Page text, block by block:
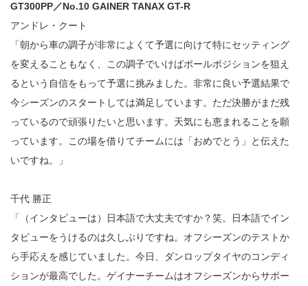
GT300PP／No.10 GAINER TANAX GT-R
アンドレ・クート
「朝から車の調子が非常によくて予選に向けて特にセッティング
を変えることもなく、この調子でいけばポールポジションを狙え
るという自信をもって予選に挑みました。非常に良い予選結果で
今シーズンのスタートしては満足しています。ただ決勝がまだ残
っているので頑張りたいと思います。天気にも恵まれることを願
っています。この場を借りてチームには「おめでとう」と伝えた
いですね。」
千代 勝正
「（インタビューは）日本語で大丈夫ですか？笑。日本語でイン
タビューをうけるのは久しぶりですね。オフシーズンのテストか
ら手応えを感じていました。今日、ダンロップタイヤのコンディ
ションが最高でした。ゲイナーチームはオフシーズンからサポー